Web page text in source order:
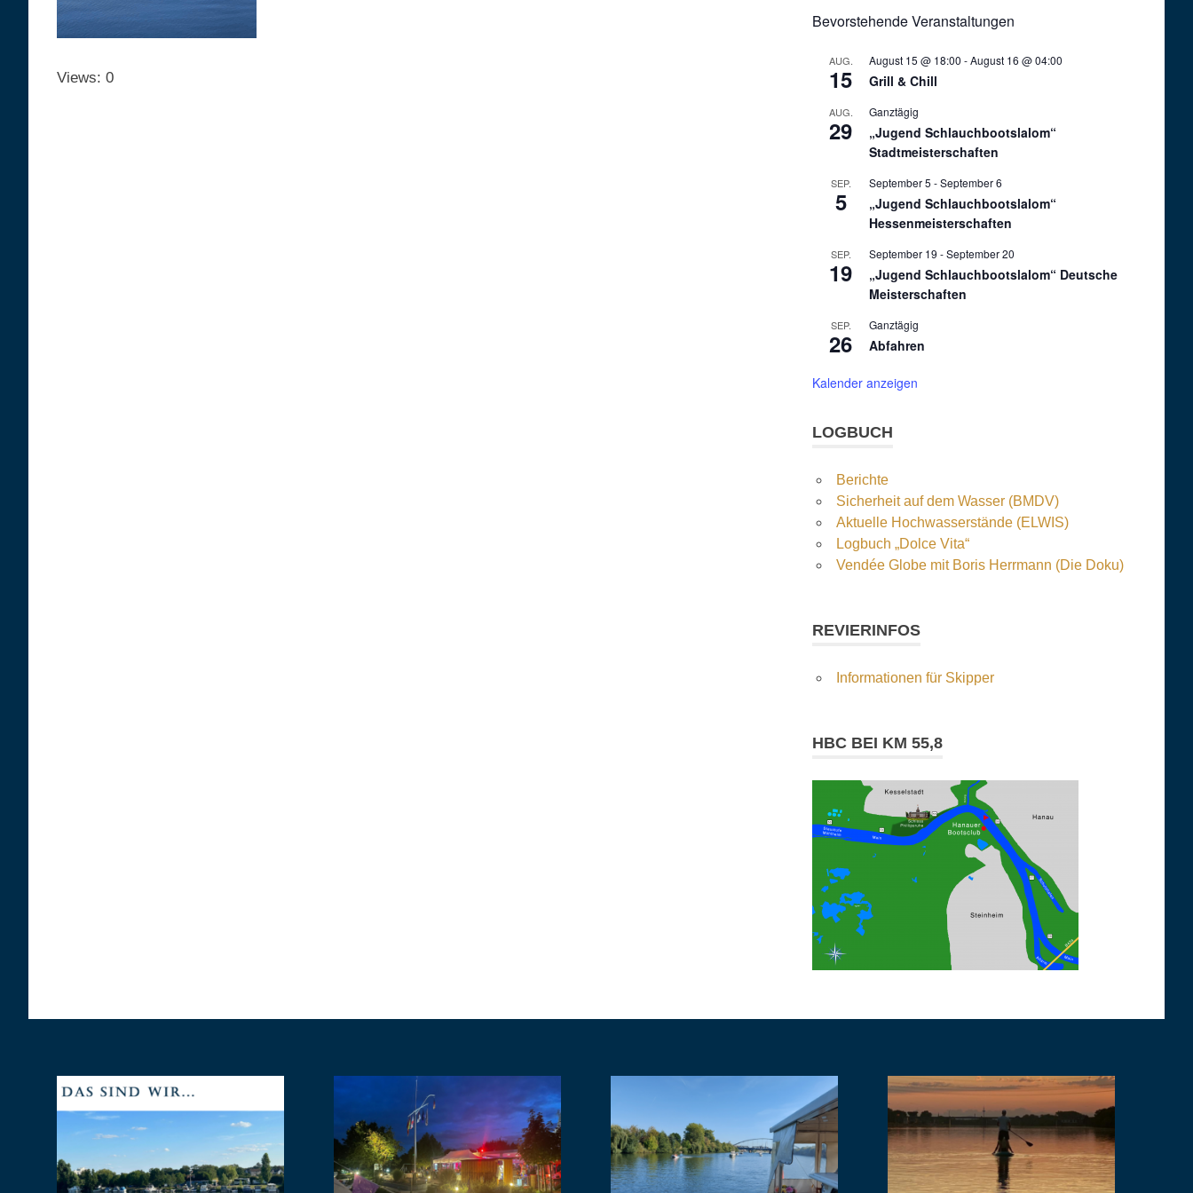
Views: 0
Bevorstehende Veranstaltungen
AUG.
15
August 15 @ 18:00 -August 16 @ 04:00
Grill & Chill
AUG.
29
Ganztägig
„Jugend Schlauchbootslalom“
Stadtmeisterschaften
SEP.
5
September 5 -September 6
„Jugend Schlauchbootslalom“
Hessenmeisterschaften
SEP.
19
September 19 -September 20
„Jugend Schlauchbootslalom“ Deutsche
Meisterschaften
SEP.
26
Ganztägig
Abfahren
Kalender anzeigen
LOGBUCH
Berichte
Sicherheit auf dem Wasser (BMDV)
Aktuelle Hochwasserstände (ELWIS)
Logbuch „Dolce Vita“
Vendée Globe mit Boris Herrmann (Die Doku)
REVIERINFOS
Informationen für Skipper
HBC BEI KM 55,8